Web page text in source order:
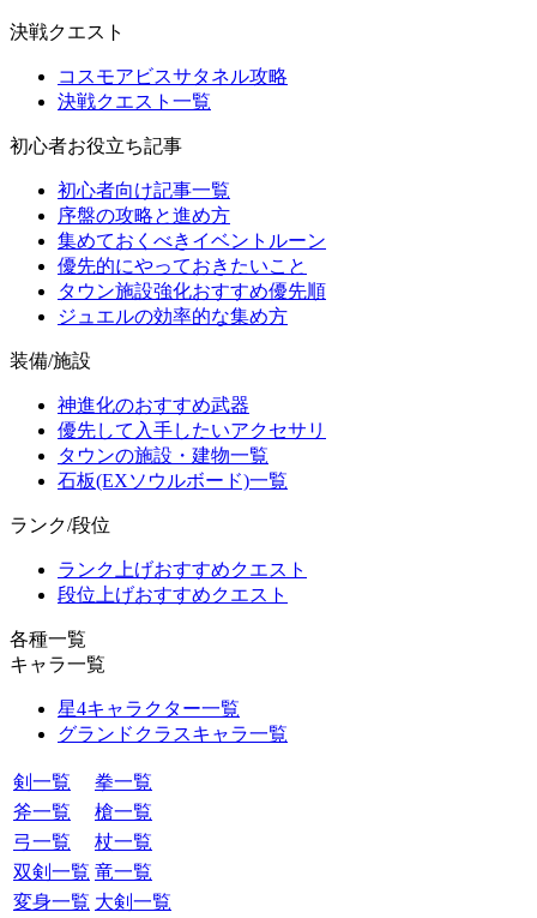
決戦クエスト
コスモアビスサタネル攻略
決戦クエスト一覧
初心者お役立ち記事
初心者向け記事一覧
序盤の攻略と進め方
集めておくべきイベントルーン
優先的にやっておきたいこと
タウン施設強化おすすめ優先順
ジュエルの効率的な集め方
装備/施設
神進化のおすすめ武器
優先して入手したいアクセサリ
タウンの施設・建物一覧
石板(EXソウルボード)一覧
ランク/段位
ランク上げおすすめクエスト
段位上げおすすめクエスト
各種一覧
キャラ一覧
星4キャラクター一覧
グランドクラスキャラ一覧
剣一覧
拳一覧
斧一覧
槍一覧
弓一覧
杖一覧
双剣一覧 竜一覧
変身一覧 大剣一覧